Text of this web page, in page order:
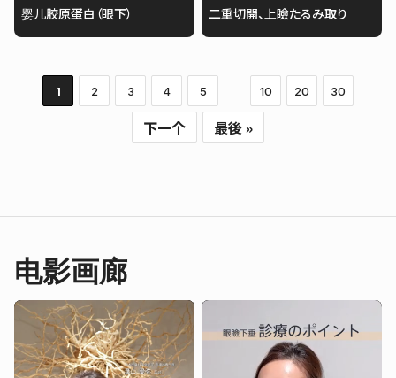
婴儿胶原蛋白（眼下） 二重切開、上瞼たるみ取り
1 2 3 4 5 10 20 30
下一个 最後 »
电影画廊